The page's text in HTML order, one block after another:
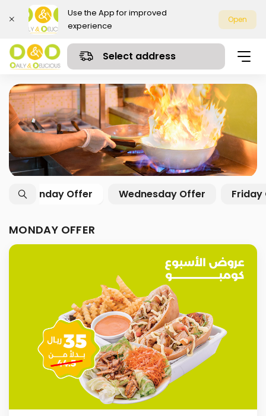
Use the App for improved
experience
Open
Select address
Monday Offer Wednesday Offer
MONDAY OFFER